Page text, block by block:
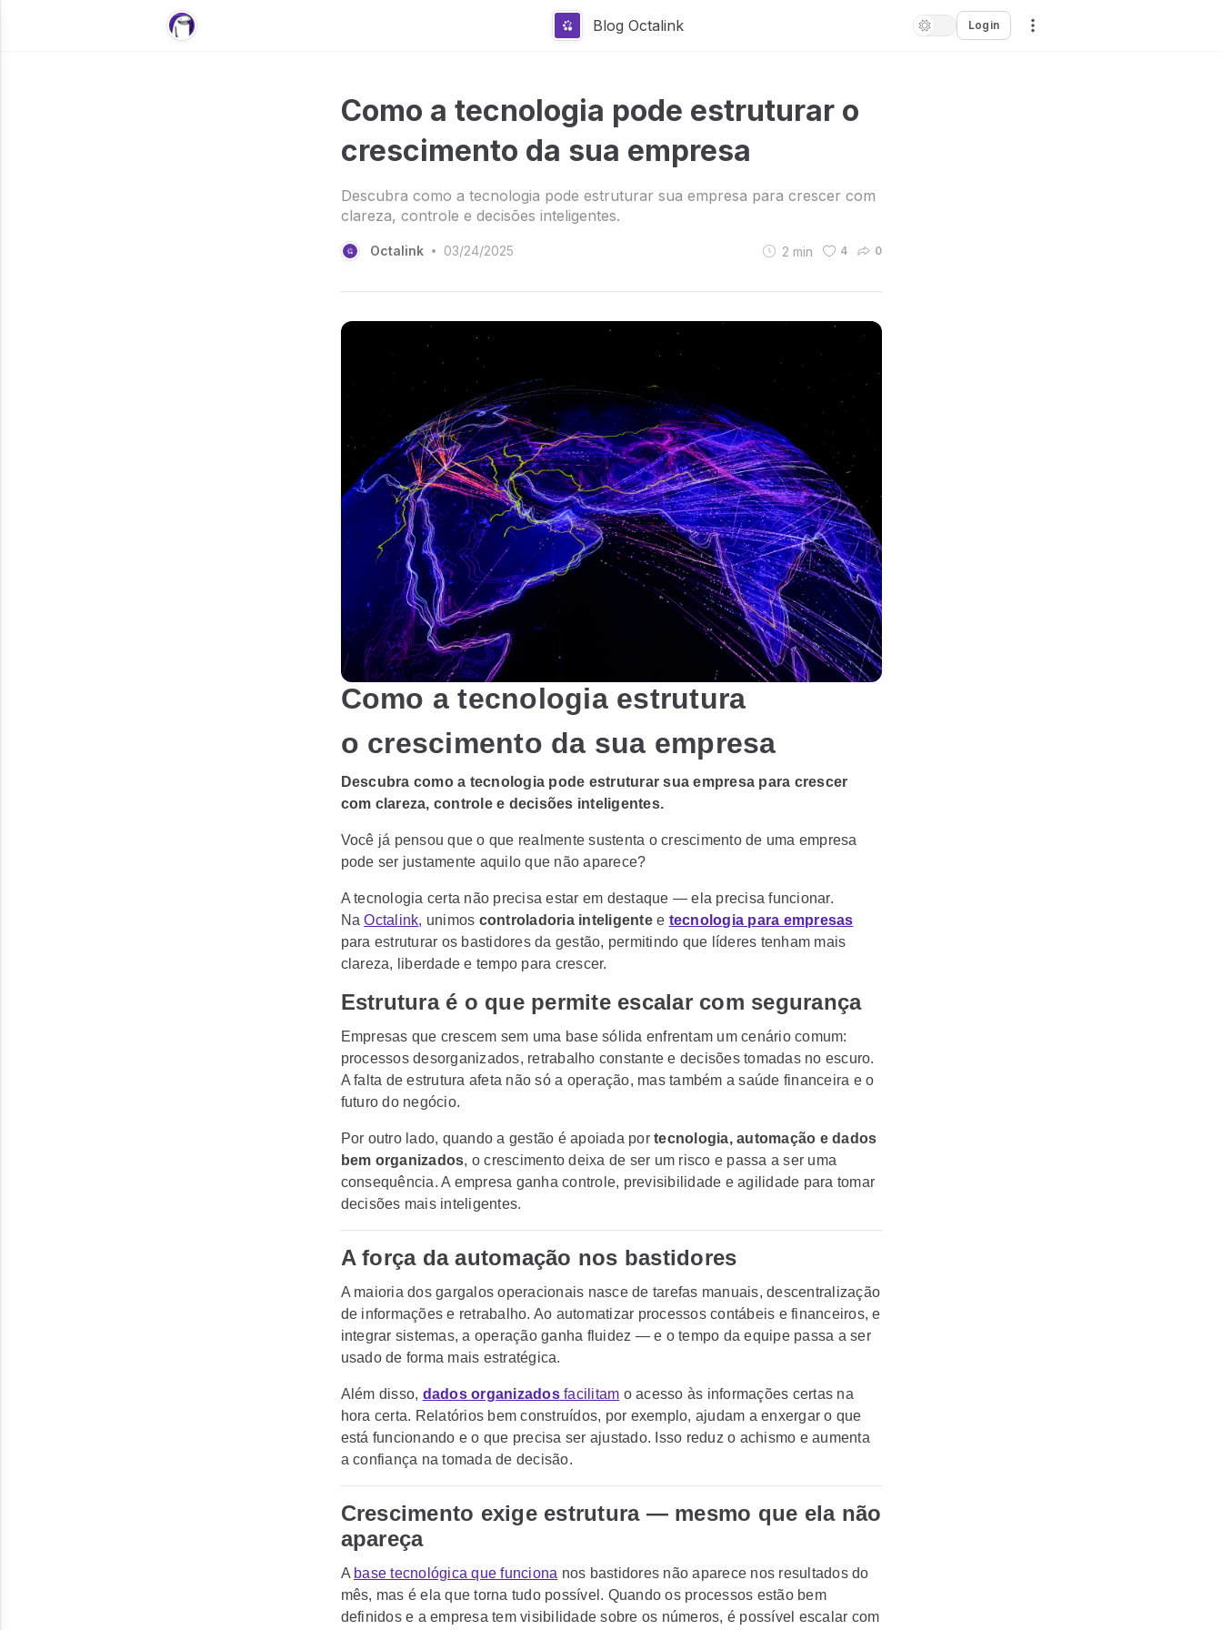
Blog Octalink Login
Como a tecnologia pode estruturar o
crescimento da sua empresa
Descubra como a tecnologia pode estruturar sua empresa para crescer com
clareza, controle e decisões inteligentes.
Octalink • 03/24/2025 2 min 4 0
Como a tecnologia estrutura
o crescimento da sua empresa
Descubra como a tecnologia pode estruturar sua empresa para crescer
com clareza, controle e decisões inteligentes.
Você já pensou que o que realmente sustenta o crescimento de uma empresa
pode ser justamente aquilo que não aparece?
A tecnologia certa não precisa estar em destaque — ela precisa funcionar.
NaOctalink, unimos controladoria inteligentee tecnologia para empresas
para estruturar os bastidores da gestão, permitindo que líderes tenham mais
clareza, liberdade e tempo para crescer.
Estrutura é o que permite escalar com segurança
Empresas que crescem sem uma base sólida enfrentam um cenário comum:
processos desorganizados, retrabalho constante e decisões tomadas no escuro.
A falta de estrutura afeta não só a operação, mas também a saúde financeira e o
futuro do negócio.
Por outro lado, quando a gestão é apoiada por tecnologia, automação e dados
bem organizados, o crescimento deixa de ser um risco e passa a ser uma
consequência. A empresa ganha controle, previsibilidade e agilidade para tomar
decisões mais inteligentes.
A força da automação nos bastidores
A maioria dos gargalos operacionais nasce de tarefas manuais, descentralização
de informações e retrabalho. Ao automatizar processos contábeis e financeiros, e
integrar sistemas, a operação ganha fluidez — e o tempo da equipe passa a ser
usado de forma mais estratégica.
Além disso, dados organizadosfacilitam o acesso às informações certas na
hora certa. Relatórios bem construídos, por exemplo, ajudam a enxergar o que
está funcionando e o que precisa ser ajustado. Isso reduz o achismo e aumenta
a confiança na tomada de decisão.
Crescimento exige estrutura — mesmo que ela não
apareça
A base tecnológica que funciona nos bastidores não aparece nos resultados do
mês, mas é ela que torna tudo possível. Quando os processos estão bem
definidos e a empresa tem visibilidade sobre os números, é possível escalar com